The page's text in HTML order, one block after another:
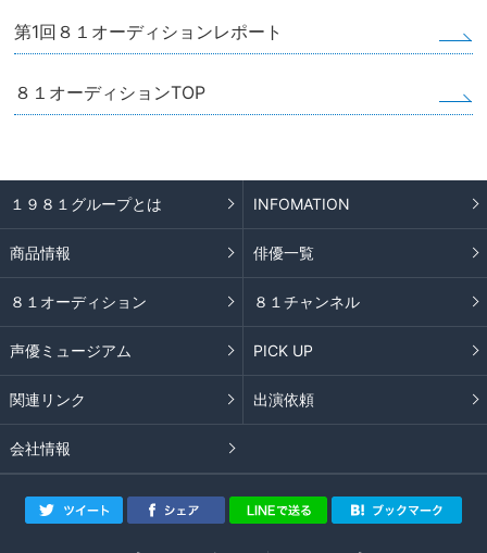
第1回８１オーディションレポート
８１オーディションTOP
１９８１グループとは INFOMATION
商品情報 俳優一覧
８１オーディション ８１チャンネル
声優ミュージアム PICK UP
関連リンク 出演依頼
会社情報